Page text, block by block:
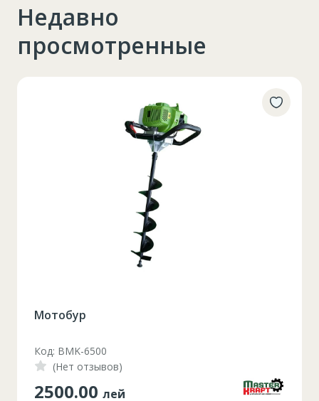
Недавно
просмотренные
Мотобур
Код: BMK-6500
(Нет отзывов)
2500.00 лей